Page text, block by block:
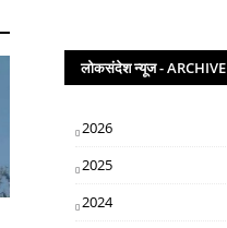
लोकसंदेश न्यूज - ARCHIVE
2026
2025
2024